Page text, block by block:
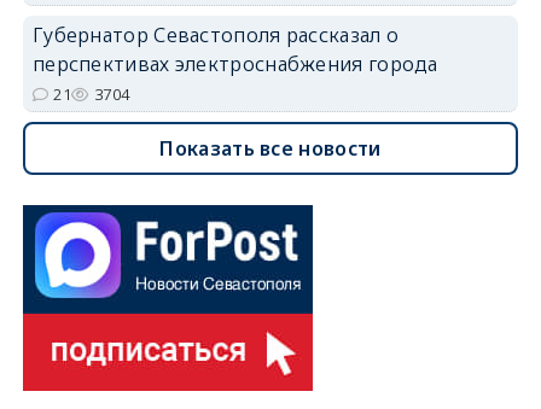
Губернатор Севастополя рассказал о
перспективах электроснабжения города
21 3704
Показать все новости